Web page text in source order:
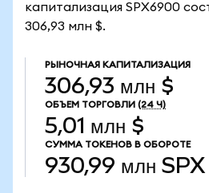
капитализация SPX6900
306,93 млн $.
РЫНОЧНАЯ КАПИТАЛИЗАЦИЯ
306,93 млн $
ОБЪЕМ ТОРГОВЛИ (24 Ч)
5,01 млн $
СУММА ТОКЕНОВ В ОБОРОТЕ
930,99 млн SPX